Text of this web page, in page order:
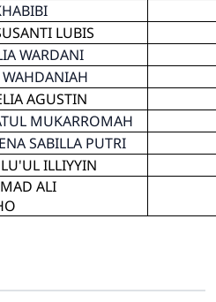
LUBIS
WARDANI
AGUSTIN
MUKARROMAH
SABILLA PUTRI
ILLIYYIN
ALI